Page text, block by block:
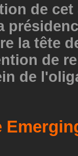
de cet
la tête
de
de